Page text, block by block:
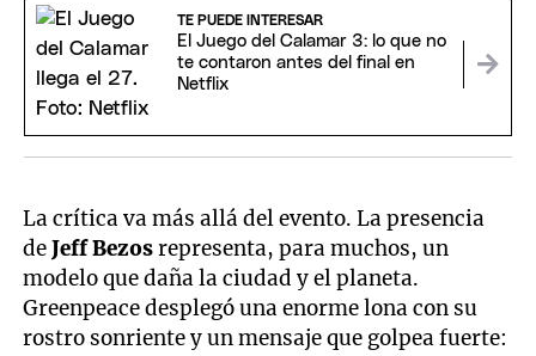
TE PUEDE INTERESAR
El Juego del Calamar 3: lo que no
te contaron antes del final en
Netflix
La crítica va más allá del evento. La presencia
deJeff Bezosrepresenta, para muchos, un
modelo que daña la ciudad y el planeta.
Greenpeace desplegó una enorme lona con su
rostro sonriente y un mensaje que golpea fuerte: